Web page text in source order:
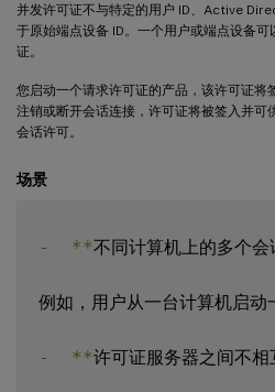
并发许可证不与特定的用户 ID、Active
于原始端点设备 ID。一个用户或端点设备
证。
您启动一个请求许可证的产品，该许可证将
注销或断开会话连接，许可证将被签入并可
会话许可。
场景
- **不同计算机上的多个会
例如，用户从一台计算机启
- **许可证服务器之间不相